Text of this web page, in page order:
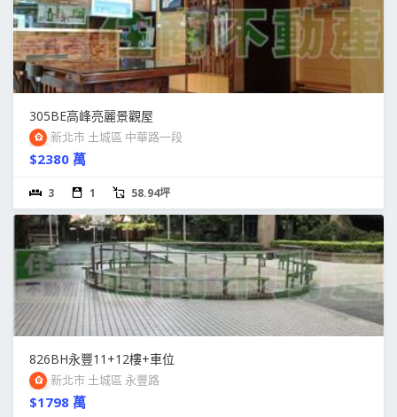
305BE高峰亮麗景觀屋
新北市 土城區 中華路一段
$2380 萬
3 1 58.94坪
826BH永豐11+12樓+車位
新北市 土城區 永豐路
$1798 萬